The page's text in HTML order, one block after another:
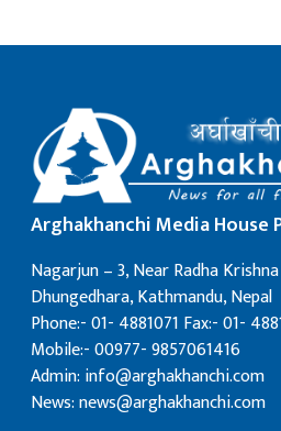
Arghakhanchi Media
Nagarjun – 3, Near Radha
Dhungedhara, Kathmandu, Nepal
Phone:- 01- 4881071 Fax:- 01-
Mobile:- 00977- 9857061416
Admin: info@arghakhanchi.com
News: news@arghakhanchi.com